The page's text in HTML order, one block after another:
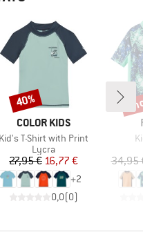
MARCHIO
COLOR KIDS
Articolo
Kid's T-Shirt with Print
Gruppo di prodotti
Lycra
Prezzo
27,95 € Prezzo ridotto
16,77 €
+2
0,0(0)
Sconto
40%
34,95